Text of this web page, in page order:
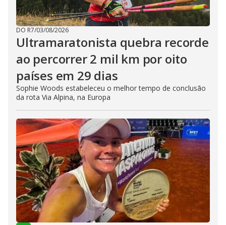
DO R7/03/08/2026
Ultramaratonista quebra recorde
ao percorrer 2 mil km por oito
países em 29 dias
Sophie Woods estabeleceu o melhor tempo de conclusão
da rota Via Alpina, na Europa